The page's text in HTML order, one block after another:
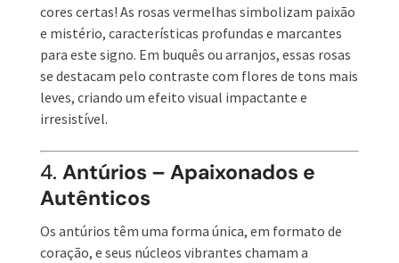
cores certas! As rosas vermelhas simbolizam paixão
e mistério, características profundas e marcantes
para este signo. Em buquês ou arranjos, essas rosas
se destacam pelo contraste com flores de tons mais
leves, criando um efeito visual impactante e
irresistível.
4. Antúrios – Apaixonados e
Autênticos
Os antúrios têm uma forma única, em formato de
coração, e seus núcleos vibrantes chamam a